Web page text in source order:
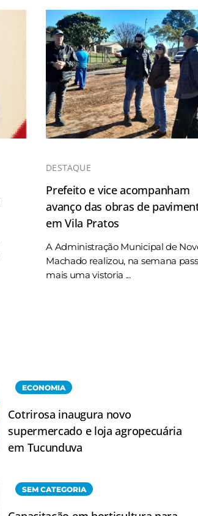
DESTAQUE
Prefeito e vice acompanham
avanço das obras de
em Vila Pratos
A Administração Municipal de
Machado realizou, na semana
mais uma vistoria ...
ECONOMIA
Cotrirosa inaugura novo
supermercado e loja agropecuária
em Tucunduva
SEM CATEGORIA